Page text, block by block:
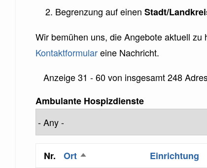
Begrenzung auf einen Stadt/
Wir bemühen uns, die Angebote aktuell
Kontaktformulareine Nachricht.
Referenz
Ansicht
Anzeige 31 - 60 von insgesamt 248
Ambulante Hospizdienste
Nr. Ort Absteigend
Einrichtung